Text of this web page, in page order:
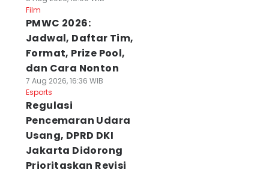
Film
PMWC 2026:
Jadwal, Daftar Tim,
Format, Prize Pool,
dan Cara Nonton
7 Aug 2026, 16:36 WIB
Esports
Regulasi
Pencemaran Udara
Usang, DPRD DKI
Jakarta Didorong
Prioritaskan Revisi